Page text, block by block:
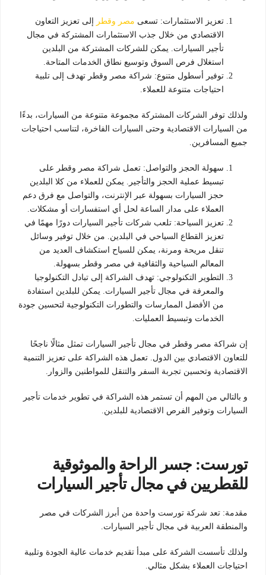
تعزيز الاستثمارات: تسعى مصر وقطر
إلى تعزيز التعاون
الاقتصادي من خلال جذب الاستثمارات المشتركة في مجال
تأجير السيارات. يمكن للشركات المشتركة من البلدين
استغلال فرص السوق وتوسيع نطاق الخدمات المتاحة.
توفير أسطول متنوع: شراكة مصر وقطر تهدف إلى تلبية
احتياجات متنوعة للعملاء.
ولذلك توفر الشركات المشتركة مجموعة متنوعة من السيارات، بدءًا
من السيارات الاقتصادية وحتى السيارات الفاخرة، لتناسب احتياجات
جميع المسافرين.
سهولة الحجز والتواصل: تعمل شراكة مصر وقطر على
تبسيط عملية الحجز والتأجير. يمكن للعملاء من كلا البلدين
حجز السيارات بسهولة عبر الإنترنت، والتواصل مع فرق دعم
العملاء على مدار الساعة لحل أي استفسارات أو مشكلات.
تعزيز السياحة: تلعب شركات تأجير السيارات دورًا مهمًا في
تعزيز القطاع السياحي في البلدين. من خلال توفير وسائل
تنقل مريحة ومرنة، يمكن للسياح استكشاف العديد من
المعالم السياحية والثقافية في مصر وقطر بسهولة.
التطوير التكنولوجي: تهدف الشراكة إلى تبادل التكنولوجيا
والمعرفة في مجال تأجير السيارات. يمكن للبلدين استفادة
من الأفضل الممارسات والتطورات التكنولوجية لتحسين جودة
الخدمات وتبسيط العمليات.
إن شراكة مصر وقطر في مجال تأجير السيارات تمثل مثالًا ناجحًا
للتعاون الاقتصادي بين الدول. تعمل هذه الشراكة على تعزيز التنمية
الاقتصادية وتحسين تجربة السفر والتنقل للمواطنين والزوار.
و بالتالي من المهم أن تستمر هذه الشراكة في تطوير خدمات تأجير
السيارات وتوفير الفرص الاقتصادية للبلدين.
تورست: جسر الراحة والموثوقية
للقطريين في مجال تأجير السيارات
مقدمة: تعد شركة تورست واحدة من أبرز الشركات في مصر
والمنطقة العربية في مجال تأجير السيارات.
ولذلك تأسست الشركة على مبدأ تقديم خدمات عالية الجودة وتلبية
احتياجات العملاء بشكل مثالي.